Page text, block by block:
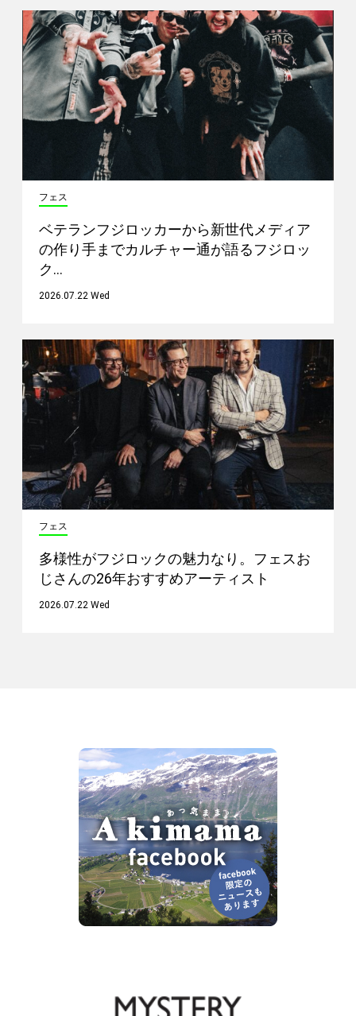
フェス
ベテランフジロッカーから新世代メディア
の作り手までカルチャー通が語るフジロッ
ク…
2026.07.22 Wed
フェス
多様性がフジロックの魅力なり。フェスお
じさんの26年おすすめアーティスト
2026.07.22 Wed